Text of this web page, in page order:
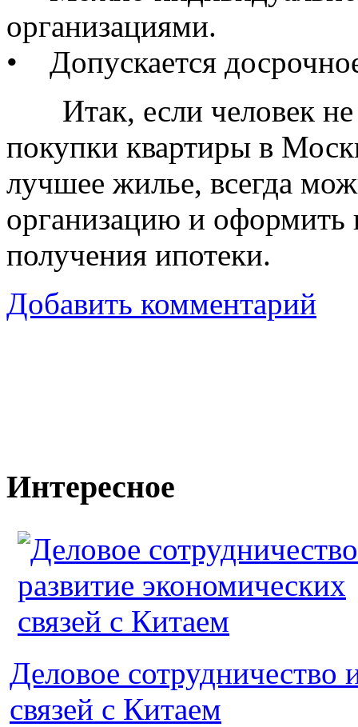
организациями.
• Допускается
Итак, если человек не
покупки квартиры в
лучшее жилье, всегда
организацию и оформить
получения ипотеки.
Добавить комментарий
Интересное
Деловое сотрудничество
связей с Китаем